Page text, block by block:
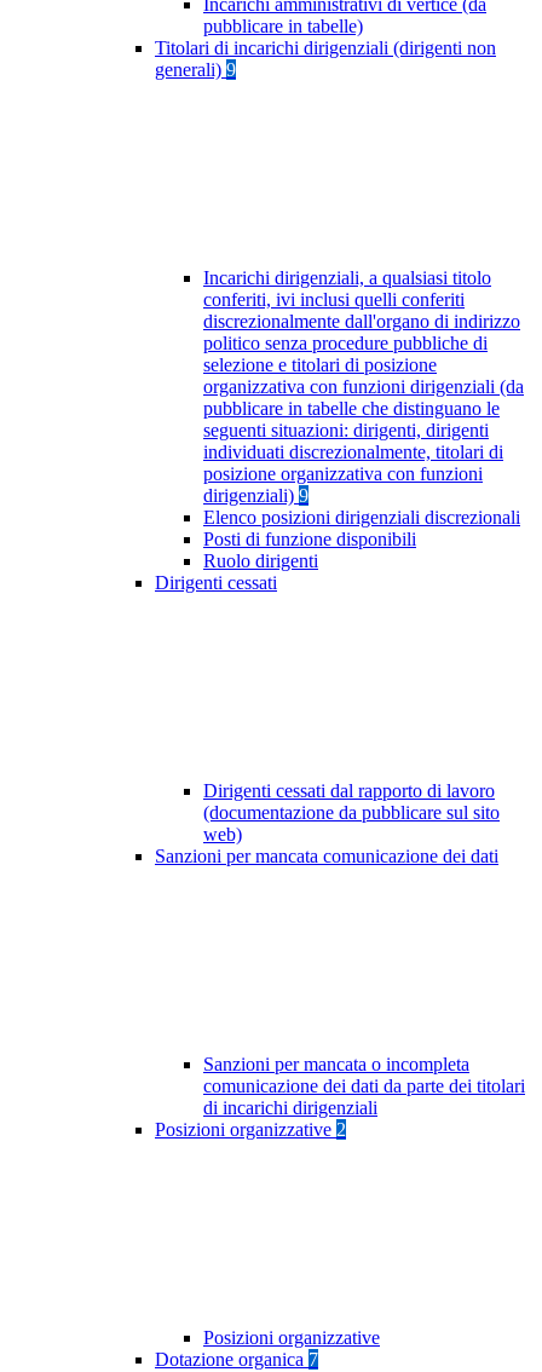
Incarichi amministrativi di vertice (da
pubblicare in tabelle)
Titolari di incarichi dirigenziali (dirigenti non
generali) 9
Incarichi dirigenziali, a qualsiasi titolo
conferiti, ivi inclusi quelli conferiti
discrezionalmente dall'organo di indirizzo
politico senza procedure pubbliche di
selezione e titolari di posizione
organizzativa con funzioni dirigenziali (da
pubblicare in tabelle che distinguano le
seguenti situazioni: dirigenti, dirigenti
individuati discrezionalmente, titolari di
posizione organizzativa con funzioni
dirigenziali) 9
Elenco posizioni dirigenziali discrezionali
Posti di funzione disponibili
Ruolo dirigenti
Dirigenti cessati
Dirigenti cessati dal rapporto di lavoro
(documentazione da pubblicare sul sito
web)
Sanzioni per mancata comunicazione dei dati
Sanzioni per mancata o incompleta
comunicazione dei dati da parte dei titolari
di incarichi dirigenziali
Posizioni organizzative 2
Posizioni organizzative
Dotazione organica 7